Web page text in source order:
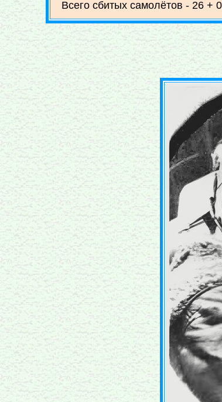
Всего сбитых самолётов - 26